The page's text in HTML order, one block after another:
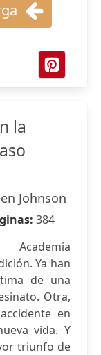
la
Johnson
384
Ya han
de una
Otra,
en
vida. Y
triunfo de